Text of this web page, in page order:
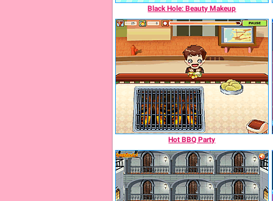
Black Hole: Beauty Makeup
Hot BBQ Party